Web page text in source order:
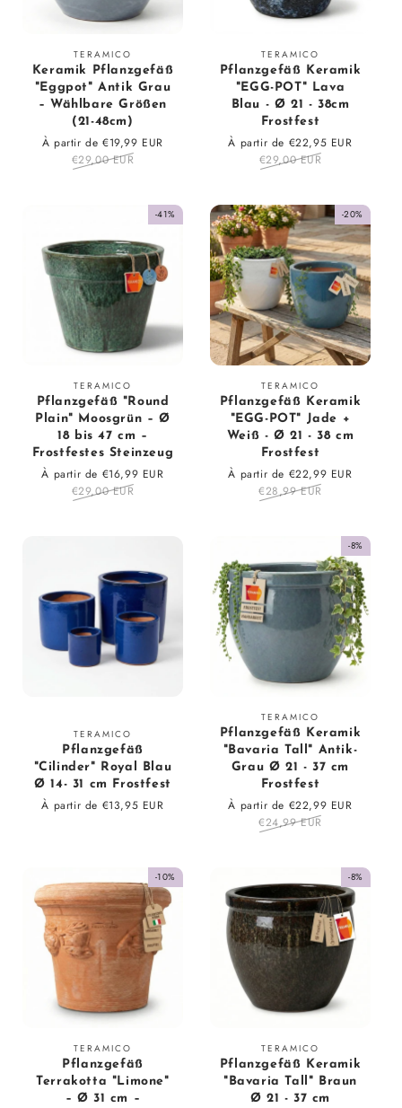
Fournisseur
:
TERAMICO
Keramik Pflanzgefäß
"Eggpot" Antik Grau
– Wählbare Größen
(21-48cm)
Prix
À partir de €19,99 EUR
€29,00 EUR
Fournisseur
:
TERAMICO
Pflanzgefäß Keramik
"EGG-POT" Lava
Blau - Ø 21 - 38cm
Frostfest
Prix
À partir de €22,95 EUR
€29,00 EUR
-41%
Fournisseur
:
TERAMICO
Pflanzgefäß "Round
Plain" Moosgrün – Ø
18 bis 47 cm –
Frostfestes Steinzeug
Prix
À partir de €16,99 EUR
€29,00 EUR
-20%
Fournisseur
:
TERAMICO
Pflanzgefäß Keramik
"EGG-POT" Jade +
Weiß - Ø 21 - 38 cm
Frostfest
Prix
À partir de €22,99 EUR
€28,99 EUR
Fournisseur
:
TERAMICO
Pflanzgefäß
"Cilinder" Royal Blau
Ø 14- 31 cm Frostfest
Prix
À partir de €13,95 EUR
-8%
Fournisseur
:
TERAMICO
Pflanzgefäß Keramik
"Bavaria Tall" Antik-
Grau Ø 21 - 37 cm
Frostfest
Prix
À partir de €22,99 EUR
€24,99 EUR
-10%
Fournisseur
:
TERAMICO
Pflanzgefäß
Terrakotta "Limone"
– Ø 31 cm –
-8%
Fournisseur
:
TERAMICO
Pflanzgefäß Keramik
"Bavaria Tall" Braun
Ø 21 - 37 cm